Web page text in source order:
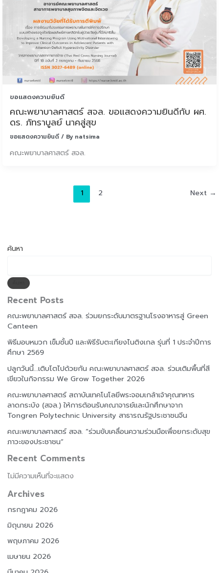
ขอแสดงความยินดี
คณะพยาบาลศาสตร์ สจล. ขอแสดงความยินดีกับ ผศ.
ดร. ภัทราบูลย์ นาคสู่สุข
ขอแสดงความยินดี / By natsima
คณะพยาบาลศาสตร์ สจล.
1 2 Next →
ค้นหา
Recent Posts
คณะพยาบาลศาสตร์ สจล. ร่วมยกระดับมาตรฐานโรงอาหารสู่ Green
Canteen
พิธีมอบหมวก เข็มชั้นปี และพิธีรับตะเกียงไนติงเกล รุ่นที่ 1 ประจำปีการ
ศึกษา 2569
ปลูกวันนี้…เติบโตไปด้วยกัน คณะพยาบาลศาสตร์ สจล. ร่วมเติมพื้นที่สี
เขียวในกิจกรรม We Grow Together 2026
คณะพยาบาลศาสตร์ สถาบันเทคโนโลยีพระจอมเกล้าเจ้าคุณทหาร
ลาดกระบัง (สจล.) ให้การต้อนรับคณาจารย์และนักศึกษาจาก
Tongren Polytechnic University สาธารณรัฐประชาชนจีน
คณะพยาบาลศาสตร์ สจล. “ร่วมขับเคลื่อนความร่วมมือเพื่อยกระดับสุข
ภาวะของประชาชน”
Recent Comments
ไม่มีความเห็นที่จะแสดง
Archives
กรกฎาคม 2026
มิถุนายน 2026
พฤษภาคม 2026
เมษายน 2026